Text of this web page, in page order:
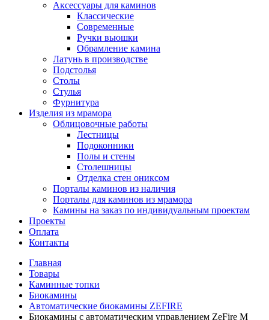
Аксессуары для каминов
Классические
Современные
Ручки вьюшки
Обрамление камина
Латунь в производстве
Подстолья
Столы
Стулья
Фурнитура
Изделия из мрамора
Облицовочные работы
Лестницы
Подоконники
Полы и стены
Столешницы
Отделка стен ониксом
Порталы каминов из наличия
Порталы для каминов из мрамора
Камины на заказ по индивидуальным проектам
Проекты
Оплата
Контакты
Главная
Товары
Каминные топки
Биокамины
Автоматические биокамины ZEFIRE
Биокамины с автоматическим управлением ZeFire М